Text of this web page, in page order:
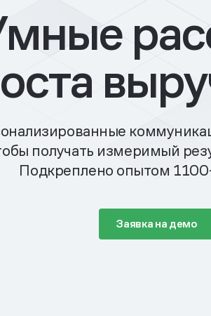
получать измеримый
Подкреплено опытом
Заявка на демо